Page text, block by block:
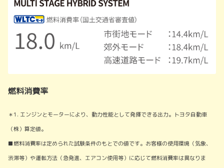
燃料消費率
＊1. エンジンとモーターにより、動力性能として発揮できる出力。トヨタ自動車
（株）算定値。
■燃料消費率は定められた試験条件のもとでの値です。お客様の使用環境（気象、
渋滞等）や運転方法（急発進、エアコン使用等）に応じて燃料消費率は異なりま